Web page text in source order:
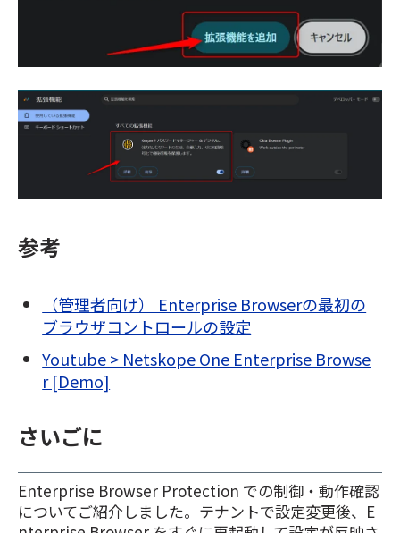
参考
（管理者向け） Enterprise Browserの最初の
ブラウザコントロールの設定
Youtube > Netskope One Enterprise Browse
r [Demo]
さいごに
Enterprise Browser Protection での制御・動作確認
についてご紹介しました。テナントで設定変更後、E